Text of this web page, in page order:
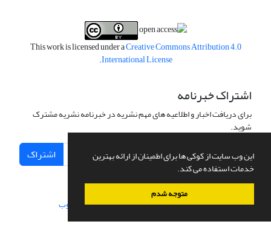
این وب سایت از کوکی ها برای اطمینان از ارائه بهترین
خدمات استفاده می کند.
متوجه شدم
This work is licensed under aCreative Commons Attribution 4.0
International License
.
اشتراک خبرنامه
برای دریافت اخبار و اطلاعیه های مهم نشریه در خبرنامه نشریه مشترک
شوید.
اشتراک
سامانه مدیریت نشریات علمی.طراحی و پیاده سازی از سیناوب